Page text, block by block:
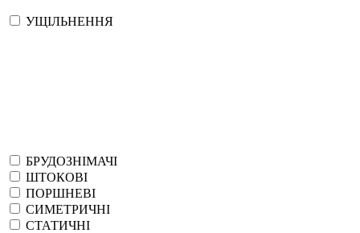
УЩІЛЬНЕННЯ
БРУДОЗНІМАЧІ
ШТОКОВІ
ПОРШНЕВІ
СИМЕТРИЧНІ
СТАТИЧНІ